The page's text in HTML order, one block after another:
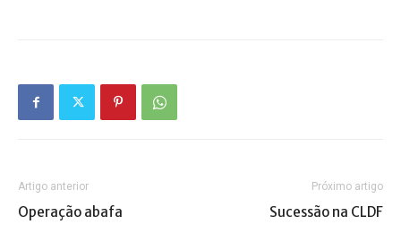
Artigo anterior
Operação abafa
Próximo artigo
Sucessão na CLDF